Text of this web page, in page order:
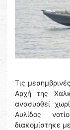
Τις
Αρχή της
ανασυρθεί
Αυλίδος
διακομίστηκε